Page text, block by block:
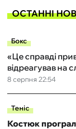
ОСТАННІ
Бокс
8 серпня 22:54
«Це справді
відреагував на
Теніс
Костюк